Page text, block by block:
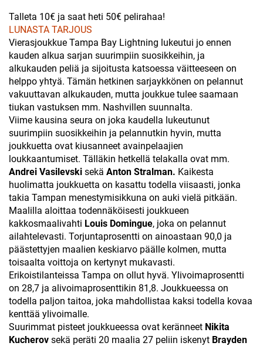
Talleta 10€ ja saat heti 50€ pelirahaa!
LUNASTA TARJOUS
Vierasjoukkue Tampa Bay Lightning lukeutui jo ennen
kauden alkua sarjan suurimpiin suosikkeihin, ja
alkukauden peliä ja sijoitusta katsoessa väitteeseen on
helppo yhtyä. Tämän hetkinen sarjaykkönen on pelannut
vakuuttavan alkukauden, mutta joukkue tulee saamaan
tiukan vastuksen mm. Nashvillen suunnalta.
Viime kausina seura on joka kaudella lukeutunut
suurimpiin suosikkeihin ja pelannutkin hyvin, mutta
joukkuetta ovat kiusanneet avainpelaajien
loukkaantumiset. Tälläkin hetkellä telakalla ovat mm.
Andrei Vasilevski sekä Anton Stralman. Kaikesta
huolimatta joukkuetta on kasattu todella viisaasti, jonka
takia Tampan menestymisikkuna on auki vielä pitkään.
Maalilla aloittaa todennäköisesti joukkueen
kakkosmaalivahti Louis Domingue, joka on pelannut
ailahtelevasti. Torjuntaprosentti on ainoastaan 90,0 ja
päästettyjen maalien keskiarvo päälle kolmen, mutta
toisaalta voittoja on kertynyt mukavasti.
Erikoistilanteissa Tampa on ollut hyvä. Ylivoimaprosentti
on 28,7 ja alivoimaprosenttikin 81,8. Joukkueessa on
todella paljon taitoa, joka mahdollistaa kaksi todella kovaa
kenttää ylivoimalle.
Suurimmat pisteet joukkueessa ovat keränneet Nikita
Kucherov sekä peräti 20 maalia 27 peliin iskenyt Brayden